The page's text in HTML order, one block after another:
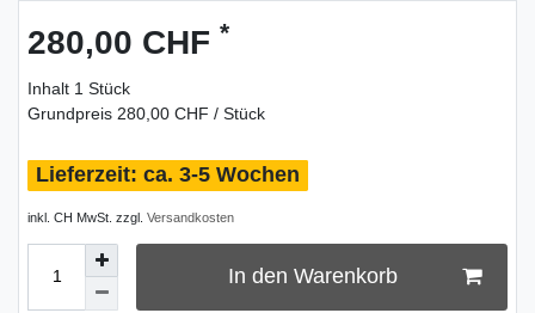
280,00 CHF *
Inhalt 1 Stück
Grundpreis 280,00 CHF / Stück
ca. 3-5 Wochen
inkl. CH MwSt. zzgl. Versandkosten
In den Warenkorb